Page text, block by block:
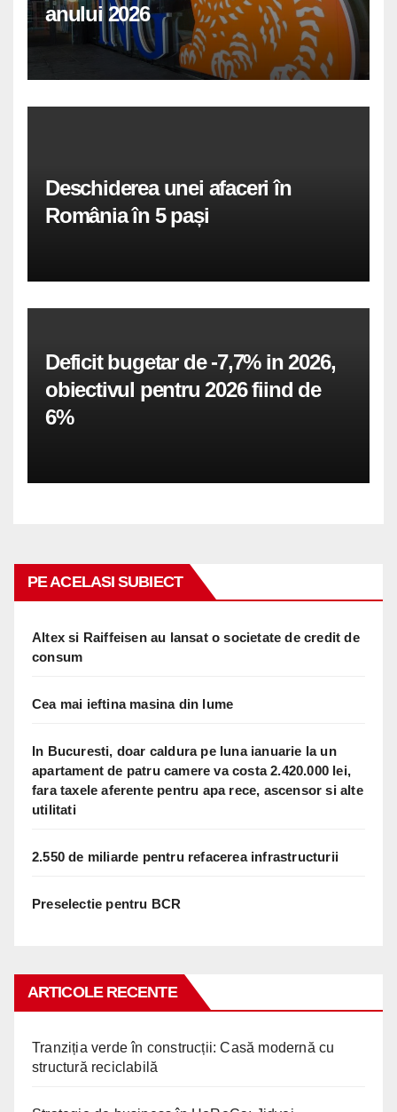
anului 2026
Deschiderea unei afaceri în
România în 5 pași
Deficit bugetar de -7,7% in 2026,
obiectivul pentru 2026 fiind de
6%
PE ACELASI SUBIECT
Altex si Raiffeisen au lansat o societate de credit de
consum
Cea mai ieftina masina din lume
In Bucuresti, doar caldura pe luna ianuarie la un
apartament de patru camere va costa 2.420.000 lei,
fara taxele aferente pentru apa rece, ascensor si alte
utilitati
2.550 de miliarde pentru refacerea infrastructurii
Preselectie pentru BCR
ARTICOLE RECENTE
Tranziția verde în construcții: Casă modernă cu
structură reciclabilă